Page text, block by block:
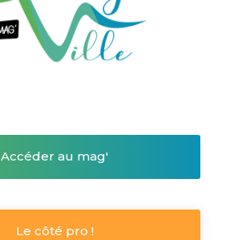
Accéder au mag'
Le côté pro !